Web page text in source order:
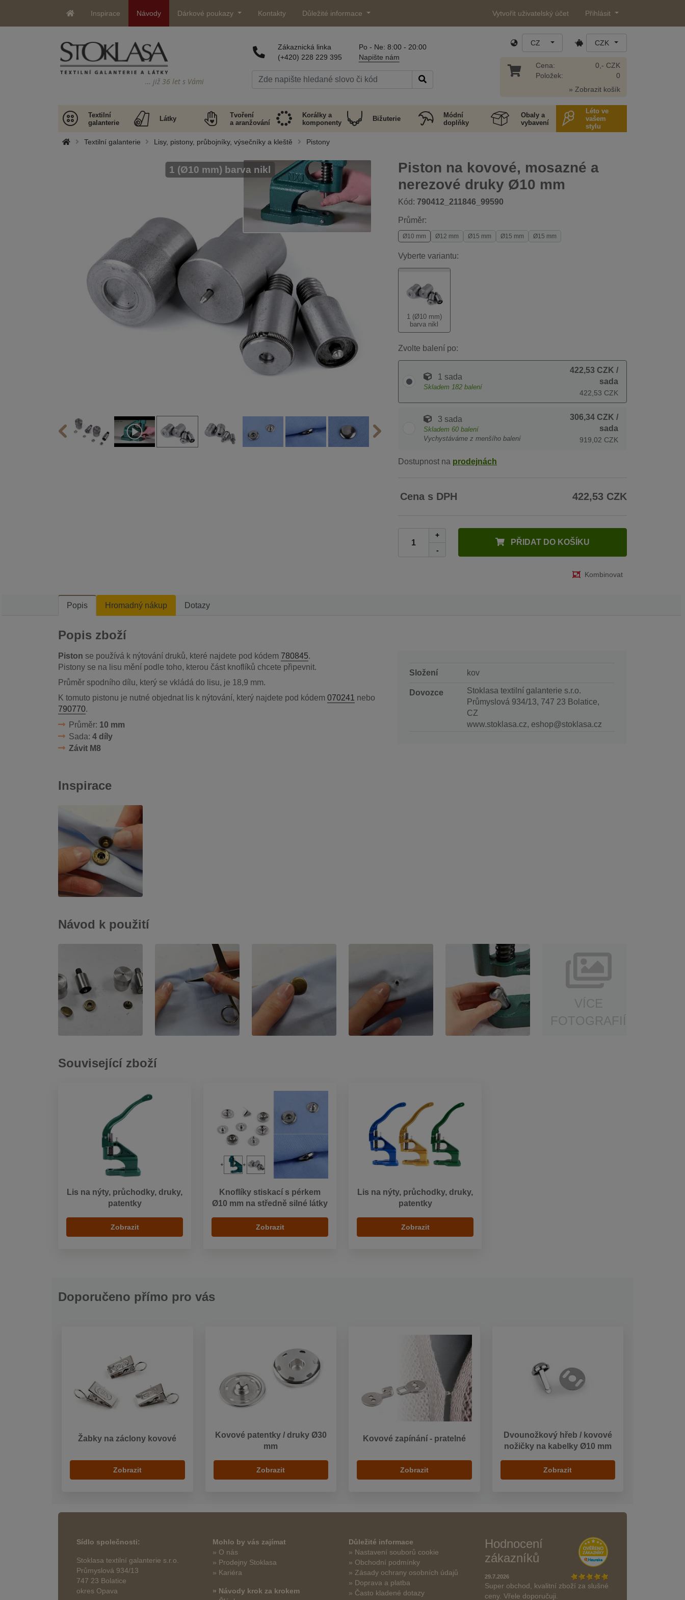
Inspirace Návody Dárkové poukazy Kontakty Důležité informace Vytvořit uživatelský účet Přihlásit
… již 36 let s Vámi
Zákaznická linka
(+420) 228 229 395
Po - Ne: 8:00 - 20:00
Napište nám
CZ CZK
Cena:
Položek:
0,- CZK
0
» Zobrazit košík
Textilní
galanterie
Látky
Tvoření
a aranžování
Korálky a
komponenty
Bižuterie
Módní
doplňky
Obaly a
vybavení
Léto ve
vašem
stylu
Textilní galanterie Lisy, pistony, průbojníky, výsečníky a kleště Pistony
Piston na kovové, mosazné a
nerezové druky Ø10 mm
Kód: 790412_211846_99590
1 (Ø10 mm) barva nikl
Průměr:
Ø10 mm Ø12 mm Ø15 mm Ø15 mm Ø15 mm
Vyberte variantu:
1 (Ø10 mm)
barva nikl
Zvolte balení po:
1 sada
Skladem 182 balení
422,53 CZK /
sada
422,53 CZK
3 sada
Skladem 60 balení
Vychystáváme z menšího balení
306,34 CZK /
sada
919,02 CZK
Dostupnost na prodejnách
Cena s DPH 422,53 CZK
+
-
PŘIDAT DO KOŠÍKU
Kombinovat
Popis Hromadný nákup Dotazy
Popis zboží
Piston se používá k nýtování druků, které najdete pod kódem 780845.
Pistony se na lisu mění podle toho, kterou část knoflíků chcete připevnit.
Průměr spodního dílu, který se vkládá do lisu, je 18,9 mm.
K tomuto pistonu je nutné objednat lis k nýtování, který najdete pod kódem 070241 nebo
790770.
Průměr: 10 mm
Sada: 4 díly
Závit M8
Složení kov
Dovozce
Stoklasa textilní galanterie s.r.o.
Průmyslová 934/13, 747 23 Bolatice,
CZ
www.stoklasa.cz, eshop@stoklasa.cz
Inspirace
Návod k použití
Související zboží
Lis na nýty, průchodky, druky,
patentky
Zobrazit
Knoflíky stiskací s pérkem
Ø10 mm na středně silné látky
Zobrazit
Lis na nýty, průchodky, druky,
patentky
Zobrazit
Doporučeno přímo pro vás
Žabky na záclony kovové
Zobrazit
Kovové patentky / druky Ø30
mm
Zobrazit
Kovové zapínání - pratelné
Zobrazit
Dvounožkový hřeb / kovové
nožičky na kabelky Ø10 mm
Zobrazit
Sídlo společnosti:
Stoklasa textilní galanterie s.r.o.
Průmyslová 934/13
747 23 Bolatice
okres Opava
Mohlo by vás zajímat
» O nás
» Prodejny Stoklasa
» Kariéra
» Návody krok za krokem
Důležité informace
» Nastavení souborů cookie
» Obchodní podmínky
» Zásady ochrany osobních údajů
» Doprava a platba
» Často kladené dotazy
Hodnocení
zákazníků
29.7.2026
Super obchod, kvalitní zboží za slušné
ceny. Vřele doporučuji.